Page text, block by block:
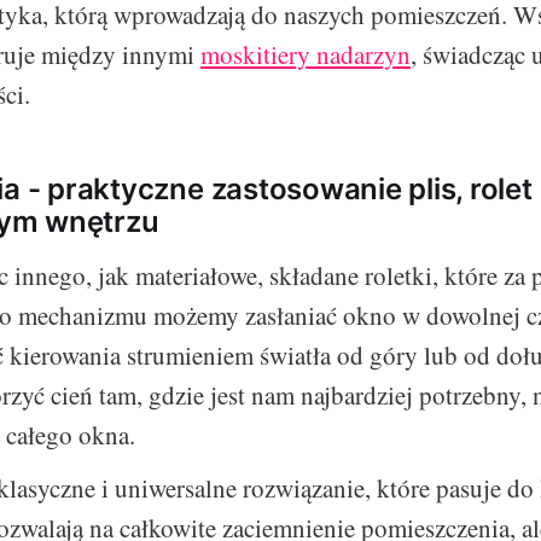
którą wprowadzają do naszych pomieszczeń.
między innymi moskitiery nadarzyn, świadcząc
- praktyczne zastosowanie plis, rolet
wnętrzu
jak materiałowe, składane roletki, które za
mechanizmu możemy zasłaniać okno w dowolnej
strumieniem światła od góry lub od
cień tam, gdzie jest nam najbardziej potrzebny,
okna.
i uniwersalne rozwiązanie, które pasuje do
na całkowite zaciemnienie pomieszczenia,